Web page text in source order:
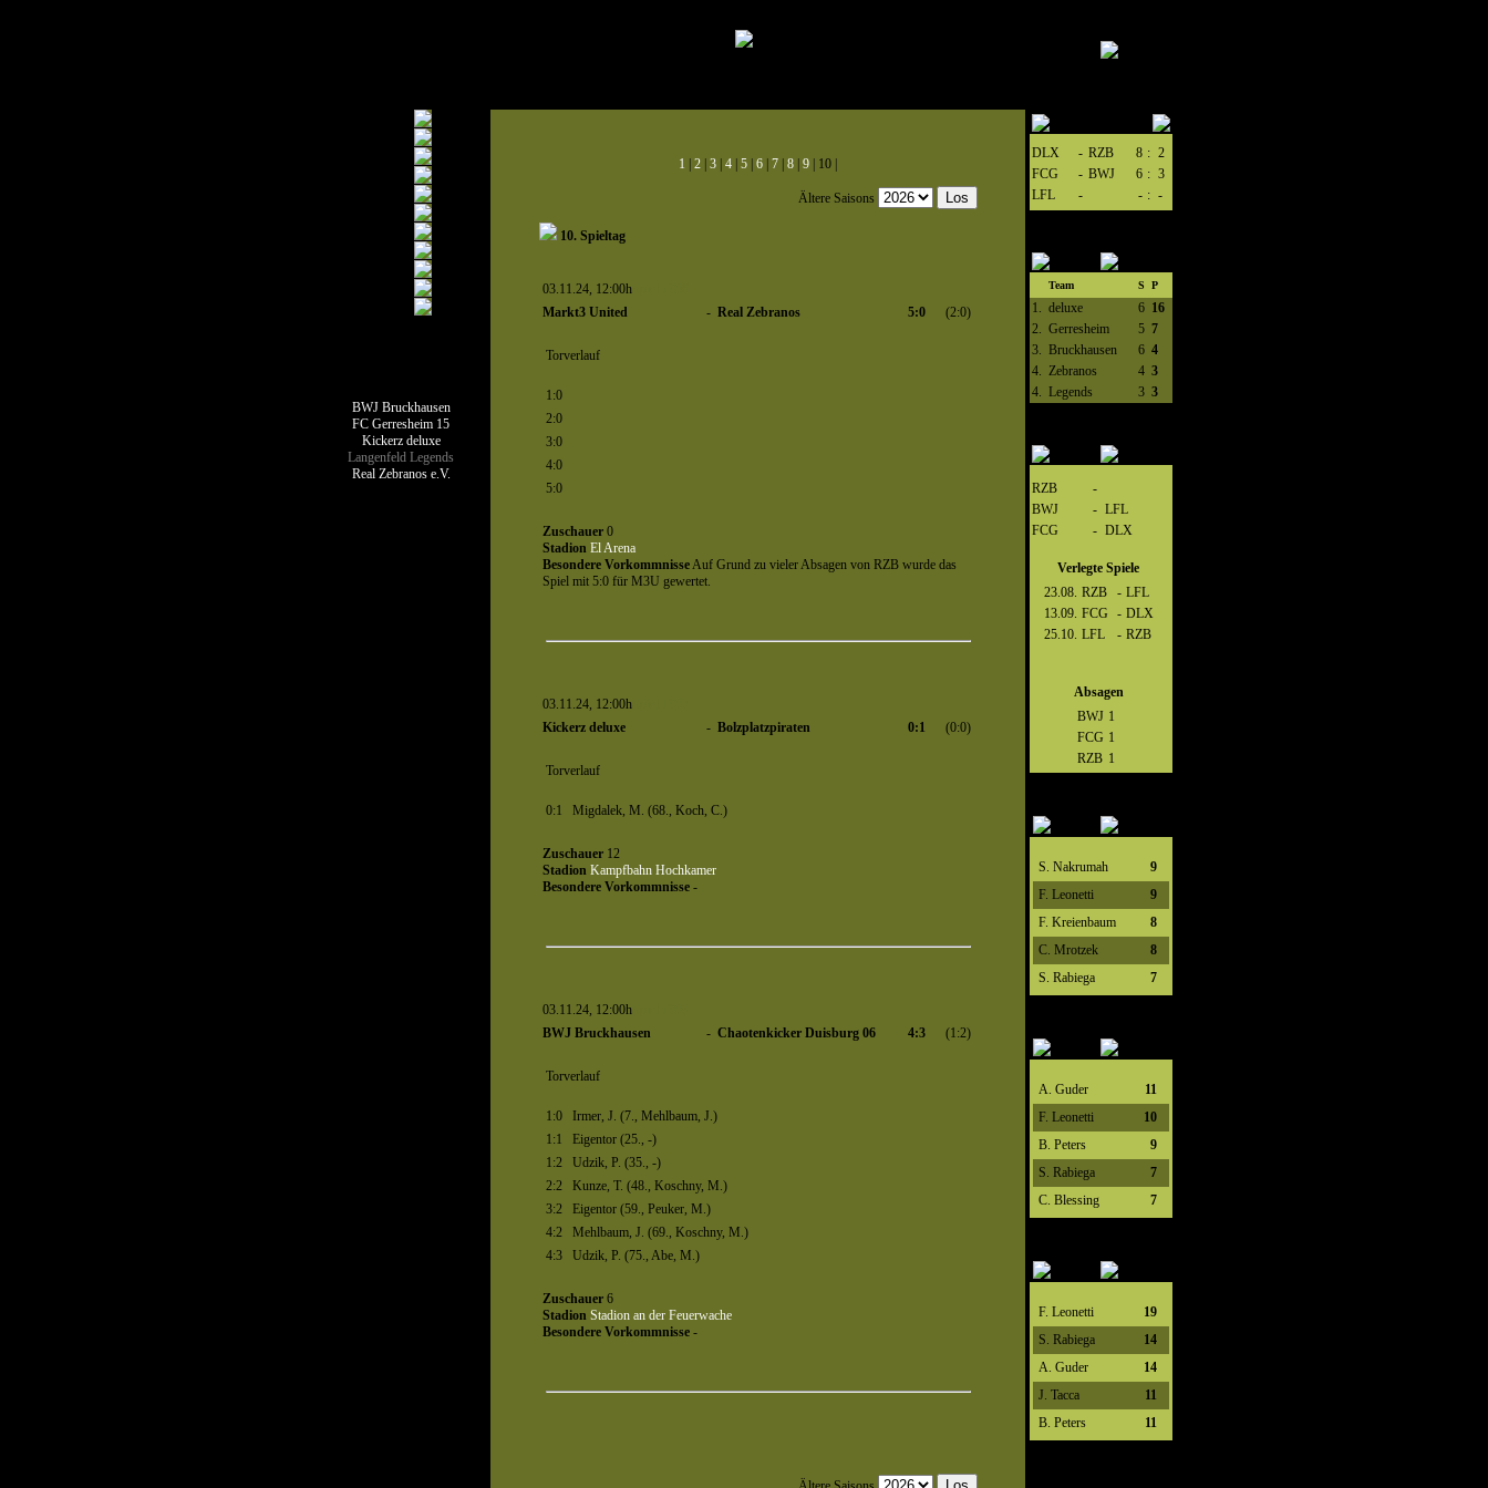
BWJ Bruckhausen
FC Gerresheim 15
Kickerz deluxe
Langenfeld Legends
Real Zebranos e.V.
1 2 3 4 5 6 7 8 9 | 10 |
Ältere Saisons
10. Spieltag
03.11.24, 12:00hSpiel 1306
Markt3 United
- Real Zebranos 5:0 (2:0)
Torverlauf
1:0
2:0
3:0
4:0
5:0
Zuschauer0
Stadion El Arena
Besondere VorkommnisseAuf Grund zu vieler Absagen von RZB wurde das
Spiel mit 5:0 für M3U gewertet.
03.11.24, 12:00hSpiel 1307
Kickerz deluxe
- Bolzplatzpiraten 0:1 (0:0)
Torverlauf
0:1 Migdalek, M. (68., Koch, C.)
Zuschauer12
Stadion Kampfbahn Hochkamer
Besondere Vorkommnisse-
03.11.24, 12:00hSpiel 1308
BWJ Bruckhausen
- Chaotenkicker Duisburg 06 4:3 (1:2)
Torverlauf
1:0
Irmer, J. (7., Mehlbaum, J.)
1:1
Eigentor (25., -)
1:2
Udzik, P. (35., -)
2:2
Kunze, T. (48., Koschny, M.)
3:2
Eigentor (59., Peuker, M.)
4:2
Mehlbaum, J. (69., Koschny, M.)
4:3
Udzik, P. (75., Abe, M.)
Zuschauer6
Stadion Stadion an der Feuerwache
Besondere Vorkommnisse-
DLX - RZB 8 : 2
FCG
- BWJ 6 : 3
LFL
- - : -
Team S P
1. deluxe 6 16
2. Gerresheim 5 7
3. Bruckhausen 6 4
4. Zebranos 4 3
4. Legends 3 3
RZB
-
BWJ
- LFL
FCG
- DLX
Verlegte Spiele
23.08. RZB - LFL
13.09. FCG - DLX
25.10. LFL - RZB
Absagen
BWJ 1
FCG 1
RZB 1
S. Nakrumah
9
F. Leonetti
9
F. Kreienbaum
8
C. Mrotzek
8
S. Rabiega
7
A. Guder
11
F. Leonetti
10
B. Peters
9
S. Rabiega
7
C. Blessing
7
F. Leonetti
19
S. Rabiega
14
A. Guder
14
J. Tacca
11
B. Peters
11